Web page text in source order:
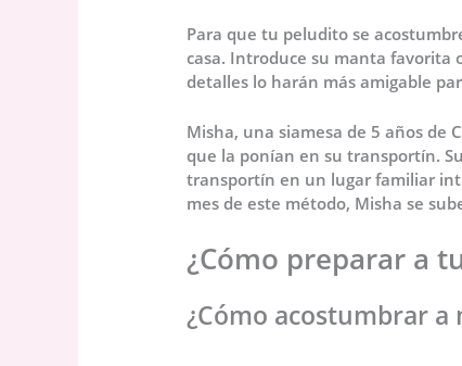
Para que tu peludito se
casa. Introduce su manta favorita
detalles lo harán más amigable
Misha, una siamesa de 5 años de
que la ponían en su transportín.
transportín en un lugar familiar
mes de este método, Misha se
¿Cómo preparar a
¿Cómo acostumbrar a